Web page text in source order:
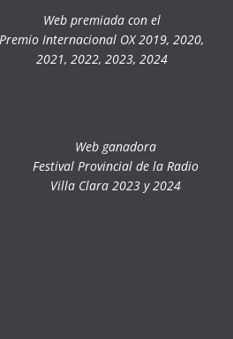
Web premiada con el
Premio Internacional OX 2019, 2020,
2021, 2022, 2023, 2024
Web ganadora
Festival Provincial de la Radio
Villa Clara 2023 y 2024